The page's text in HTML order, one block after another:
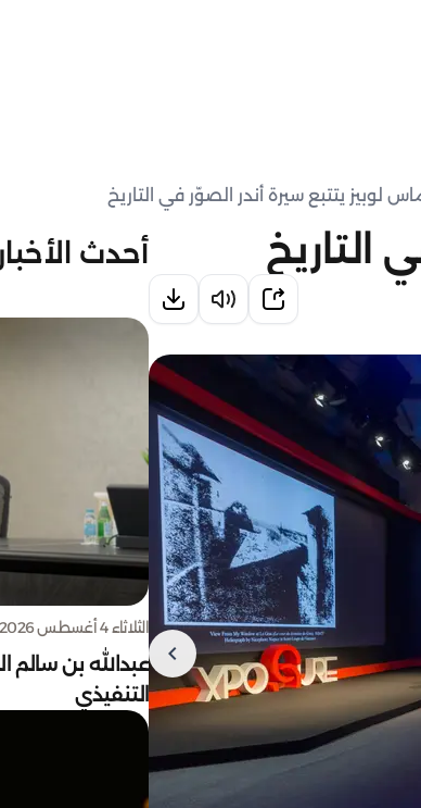
لوبيز يتتبع سيرة أندر الصوّر في التاريخ
التاريخ أحدث الأخبار
الثلاثاء 4 أغسطس 2026
عبدالله بن
التنفيذي